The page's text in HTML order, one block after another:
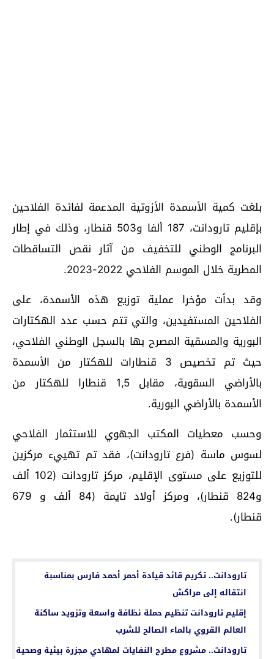
بلغت كمية الأسمدة الأزوتية المدعمة لفائدة الفلاحين
بإقليم تارودانت، 187 ألفا و503 قنطار، وذلك في إطار
البرنامج الوطني للتخفيف من آثار نقص التساقطات
المطرية خلال الموسم الفلاحي 2022-2023.
وقد بدأت مؤخرا عملية توزيع هذه الأسمدة، على
الفلاحين المستفيدين، والتي تتم حسب عدد الهكتارات
البورية والمسقية المصرح بها بالسجل الوطني الفلاحي،
حيث تم تخصيص 3 قنطارات للهكتار من الأسمدة
بالأراضي السقوية، مقابل 1,5 قنطارا للهكتار من
الأسمدة بالأراضي البورية.
وحسب معطيات المكتب الجهوي للاستثمار الفلاحي
لسوس ماسة (فرع تارودانت)، فقد تم تهييء مركزين
للتوزيع على مستوى الإقليم، مركز تارودانت (102 ألف
و824 قنطار)، ومركز أولاد تايمة (84 ألف و 679
قنطار).
تارودانت.. تكريم قائد قيادة أحمر أحمد فارس بمناسبة
انتقاله إلى مراكش
إقليم تارودانت تنظيم حملة نظافة واسعة وتزويد ساكنة
العالم القروي بالماء الصالح للشرب
تارودانت.. مشروع مطرح النفايات لمهادي مجزرة بيئية وصحية